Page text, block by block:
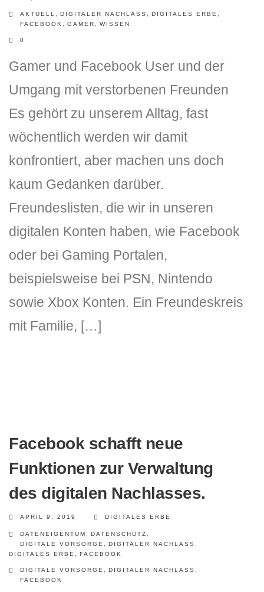
DLH Stick Bedienungsanleitung
Videoanleitung und Manual
Versionsinformationen
AKTUELL DIGITALER NACHLASS DIGITALES ERBE
FACEBOOK
GAMER WISSEN
0
Gamer und Facebook User und der
Umgang mit verstorbenen Freunden
Es gehört zu unserem Alltag, fast
wöchentlich werden wir damit
konfrontiert, aber machen uns doch
kaum Gedanken darüber.
Freundeslisten, die wir in unseren
digitalen Konten haben, wie Facebook
oder bei Gaming Portalen,
beispielsweise bei PSN, Nintendo
sowie Xbox Konten. Ein Freundeskreis
mit Familie, […]
Facebook schafft neue
Funktionen zur Verwaltung
des digitalen Nachlasses.
APRIL 9, 2019 DIGITALES ERBE
DATENEIGENTUM DATENSCHUTZ
DIGITALE VORSORGE
DIGITALER NACHLASS
DIGITALES ERBE
FACEBOOK
DIGITALE VORSORGE DIGITALER NACHLASS
FACEBOOK